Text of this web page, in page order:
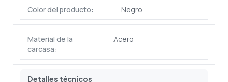
Color del producto: Negro
Material de la
carcasa:
Acero
Detalles técnicos